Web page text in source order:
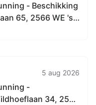
- Beschikking
65, 2566 WE 's-
5 aug 2026
-
34, 2566